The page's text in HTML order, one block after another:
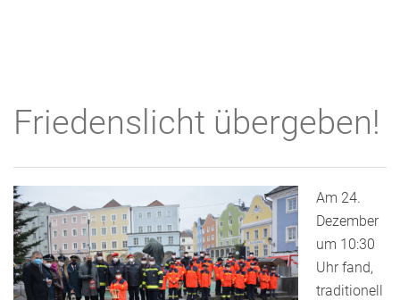
Friedenslicht übergeben!
Am 24.
Dezember
um 10:30
Uhr fand,
traditionell